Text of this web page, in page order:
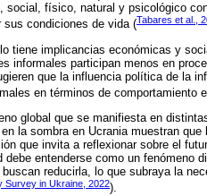
social, físico, natural y psicológico
sus condiciones de vida (Tabares et al.,
tiene implicancias económicas y
informales participan menos en
que la influencia política de la
en términos de comportamiento
global que se manifiesta en
la sombra en Ucrania muestran
que invita a reflexionar sobre el
debe entenderse como un
reducirla, lo que subraya la
Survey in Ukraine, 2022).